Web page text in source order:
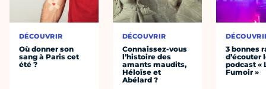
DÉCOUVRIR
Où donner son
sang à Paris cet
été ?
DÉCOUVRIR
Connaissez-vous
l’histoire des
amants maudits,
Héloïse et
Abélard ?
3 bonnes
d’écouter
podcast «
Fumoir »